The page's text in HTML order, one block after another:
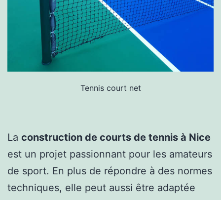
Tennis court net
La construction de courts de tennis à Nice
est un projet passionnant pour les amateurs
de sport. En plus de répondre à des normes
techniques, elle peut aussi être adaptée